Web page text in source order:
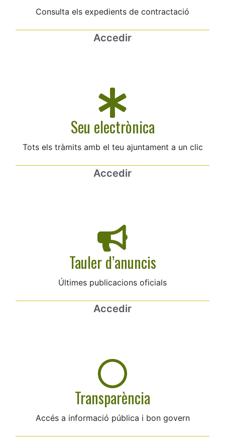
Consulta els expedients de contractació
Accedir
Seu electrònica
Tots els tràmits amb el teu ajuntament a un clic
Accedir
Tauler d’anuncis
Últimes publicacions oficials
Accedir
Transparència
Accés a informació pública i bon govern